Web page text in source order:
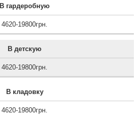
В гардеробную
4620-19800грн.
В детскую
4620-19800грн.
В кладовку
4620-19800грн.